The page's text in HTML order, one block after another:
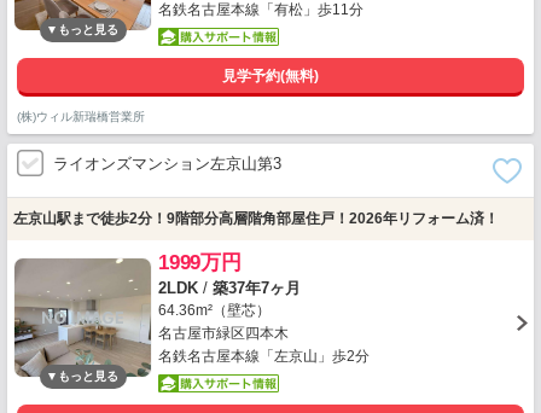
名鉄名古屋本線「有松」歩11分
見学予約(無料)
(株)ウィル新瑞橋営業所
ライオンズマンション左京山第3
左京山駅まで徒歩2分！9階部分高層階角部屋住戸！2026年リフォーム済！
1999万円
2LDK / 築37年7ヶ月
64.36m²（壁芯）
名古屋市緑区四本木
名鉄名古屋本線「左京山」歩2分